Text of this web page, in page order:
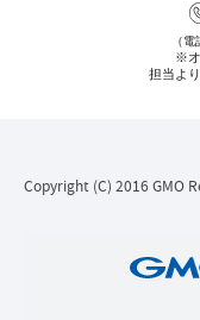
（
※オ
担当よ
Copyright (C) 2016 GMO